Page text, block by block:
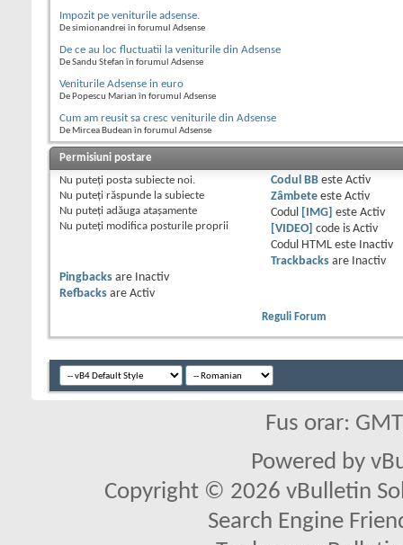
Impozit pe veniturile adsense.
De simionandrei în forumul Adsense
De ce au loc fluctuatii la veniturile din Adsense
De Sandu Stefan în forumul Adsense
Veniturile Adsense in euro
De Popescu Marian în forumul Adsense
Cum am reusit sa cresc veniturile din Adsense
De Mircea Budean în forumul Adsense
Permisiuni postare
Nu puteţi posta subiecte noi.
Nu puteţi răspunde la subiecte
Nu puteţi adăuga ataşamente
Nu puteţi modifica posturile proprii
Codul BBeste Activ
Zâmbeteeste Activ
Codul
[IMG] este Activ
[VIDEO] code is Activ
Codul HTML este
Inactiv
Trackbacksare
Inactiv
Pingbacks are
Inactiv
Refbacks are Activ
Reguli Forum
Fus orar:
Powered by
Copyright © 2026 vBulletin
Search Engine